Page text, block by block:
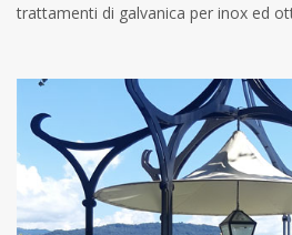
trattamenti di galvanica per inox ed